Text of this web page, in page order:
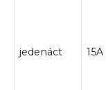
jedenáct 15A